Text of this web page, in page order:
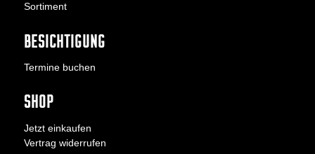
Sortiment
BESICHTIGUNG
Termine buchen
SHOP
Jetzt einkaufen
Vertrag widerrufen